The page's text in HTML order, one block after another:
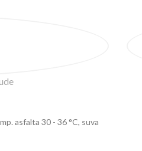
asfalta 30 - 36 °C, suva